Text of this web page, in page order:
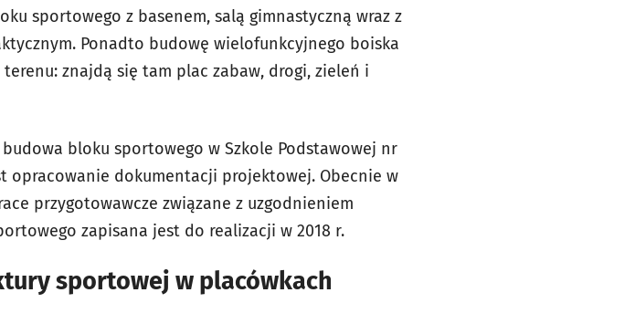
sportowego z basenem, salą gimnastyczną wraz z
Ponadto budowę wielofunkcyjnego boiska
znajdą się tam plac zabaw, drogi, zieleń i
bloku sportowego w Szkole Podstawowej nr
opracowanie dokumentacji projektowej. Obecnie w
przygotowawcze związane z uzgodnieniem
zapisana jest do realizacji w 2018 r.
sportowej w placówkach